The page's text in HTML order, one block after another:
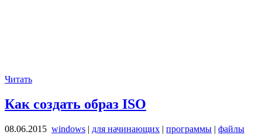
Читать
Как создать образ ISO
08.06.2015 windows | для начинающих | программы | файлы